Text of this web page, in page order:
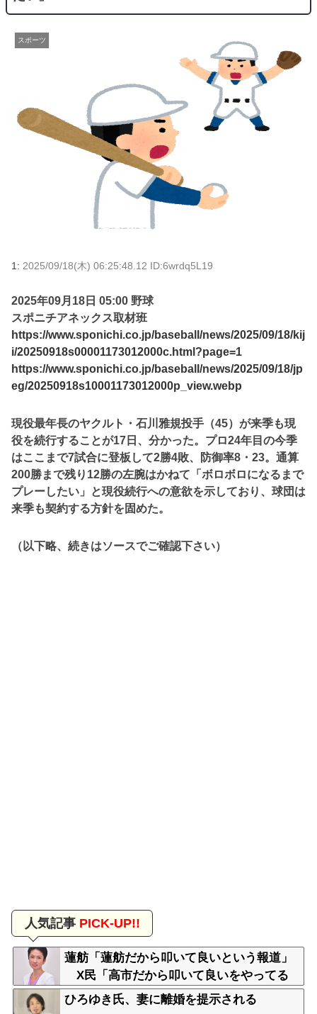
スポーツ
1: 2025/09/18(木) 06:25:48.12 ID:6wrdq5L19
2025年09月18日 05:00 野球
スポニチアネックス取材班
https://www.sponichi.co.jp/baseball/news/2025/09/18/kij
i/20250918s00001173012000c.html?page=1
https://www.sponichi.co.jp/baseball/news/2025/09/18/jp
eg/20250918s10001173012000p_view.webp
現役最年長のヤクルト・石川雅規投手（45）が来季も現
役を続行することが17日、分かった。プロ24年目の今季
はここまで7試合に登板して2勝4敗、防御率8・23。通算
200勝まで残り12勝の左腕はかねて「ボロボロになるまで
プレーしたい」と現役続行への意欲を示しており、球団は
来季も契約する方針を固めた。
（以下略、続きはソースでご確認下さい）
人気記事PICK-UP!!
蓮舫「蓮舫だから叩いて良いという報道」
X民「高市だから叩いて良いをやってる
のがお前だろ」
ひろゆき氏、妻に離婚を提示される